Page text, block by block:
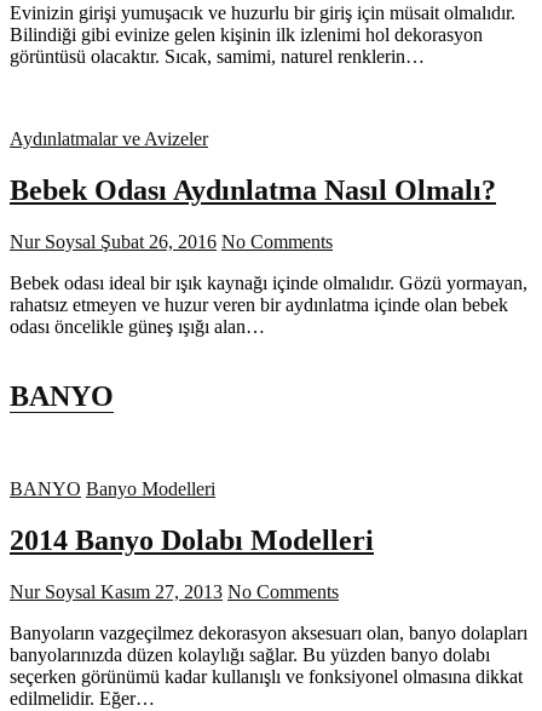
Evinizin girişi yumuşacık ve huzurlu bir giriş için müsait olmalıdır.
Bilindiği gibi evinize gelen kişinin ilk izlenimi hol dekorasyon
görüntüsü olacaktır. Sıcak, samimi, naturel renklerin…
Aydınlatmalar ve Avizeler
Bebek Odası Aydınlatma Nasıl Olmalı?
Nur Soysal Şubat 26, 2016 No Comments
Bebek odası ideal bir ışık kaynağı içinde olmalıdır. Gözü yormayan,
rahatsız etmeyen ve huzur veren bir aydınlatma içinde olan bebek
odası öncelikle güneş ışığı alan…
BANYO
BANYO Banyo Modelleri
2014 Banyo Dolabı Modelleri
Nur Soysal Kasım 27, 2013 No Comments
Banyoların vazgeçilmez dekorasyon aksesuarı olan, banyo dolapları
banyolarınızda düzen kolaylığı sağlar. Bu yüzden banyo dolabı
seçerken görünümü kadar kullanışlı ve fonksiyonel olmasına dikkat
edilmelidir. Eğer…